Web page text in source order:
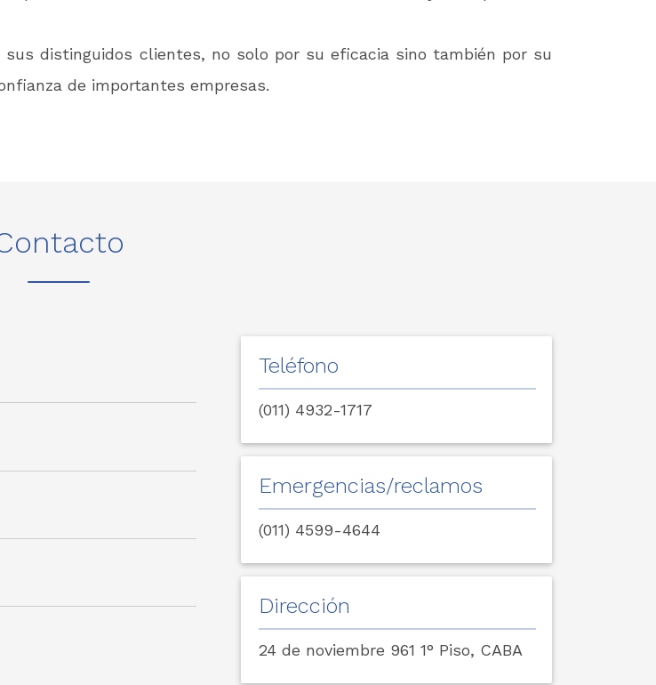
distinguidos clientes, no solo por su eficacia sino también por su
de importantes empresas.
Teléfono
(011) 4932-1717
Emergencias/reclamos
(011) 4599-4644
Dirección
24 de noviembre 961 1° Piso, CABA